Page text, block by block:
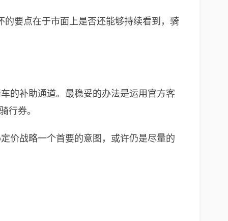
要点在于市面上是否还能够持续看到，骑
的补助通道。最稳妥的办法是运用官方客
行券。
价战略一个首要的意图，或许仍是尽量的